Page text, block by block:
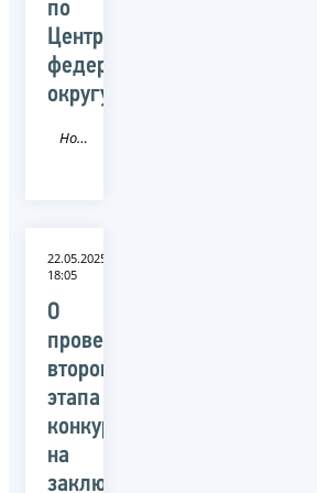
по
Центральному
федеральному
округу
Новость
22.05.2025
18:05
О
проведении
второго
этапа
конкурса
на
заключение